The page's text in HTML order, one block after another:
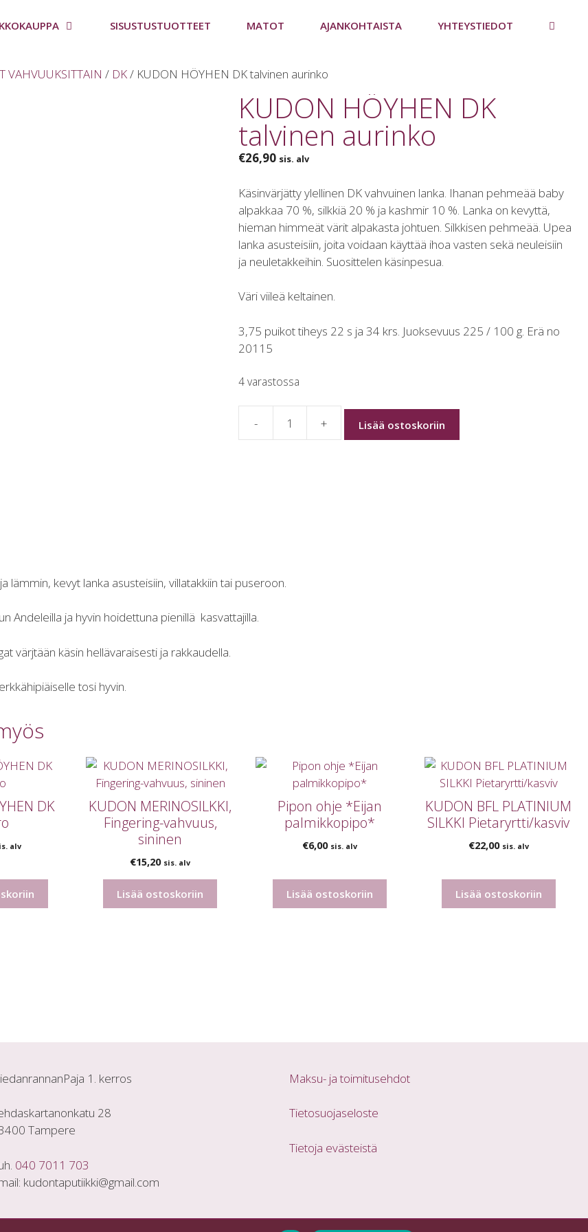
SISUSTUSTUOTTEET MATOT AJANKOHTAISTA YHTEYSTIEDOT
VAHVUUKSITTAIN / DK/ KUDON HÖYHEN DK talvinen aurinko
KUDON HÖYHEN DK
talvinen aurinko
€26,90 sis. alv
Käsinvärjätty ylellinen DK vahvuinen lanka. Ihanan pehmeää baby
alpakkaa 70 %, silkkiä 20 % ja kashmir 10 %. Lanka on kevyttä,
hieman himmeät värit alpakasta johtuen. Silkkisen pehmeää. Upea
lanka asusteisiin, joita voidaan käyttää ihoa vasten sekä neuleisiin
ja neuletakkeihin. Suosittelen käsinpesua.
Väri viileä keltainen.
3,75 puikot tiheys 22 s ja 34 krs. Juoksevuus 225 / 100 g. Erä no
20115
4 varastossa
- + Lisää ostoskoriin
lämmin, kevyt lanka asusteisiin, villatakkiin tai puseroon.
Andeleilla ja hyvin hoidettuna pienillä kasvattajilla.
värjtään käsin hellävaraisesti ja rakkaudella.
tosi hyvin.
DK
alv
KUDON MERINOSILKKI,
Fingering-vahvuus,
sininen
€15,20 sis. alv
Lisää ostoskoriin
Pipon ohje *Eijan
palmikkopipo*
€6,00 sis. alv
Lisää ostoskoriin
KUDON BFL PLATINIUM
SILKKI Pietaryrtti/kasviv
€22,00 sis. alv
Lisää ostoskoriin
1. kerros
28
Tampere
040 7011 703
kudontaputiikki@gmail.com
Maksu- ja toimitusehdot
Tietosuojaseloste
Tietoja evästeistä